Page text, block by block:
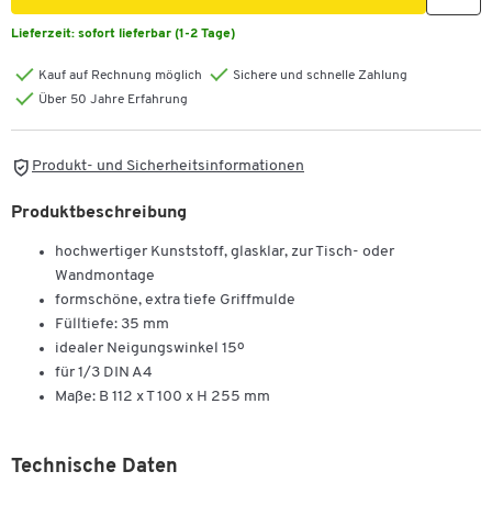
Lieferzeit: sofort lieferbar (1-2 Tage)
Kauf auf Rechnung möglich
Sichere und schnelle Zahlung
Über 50 Jahre Erfahrung
Produkt- und Sicherheitsinformationen
Produktbeschreibung
hochwertiger Kunststoff, glasklar, zur Tisch- oder
Wandmontage
formschöne, extra tiefe Griffmulde
Fülltiefe: 35 mm
idealer Neigungswinkel 15º
für 1/3 DIN A4
Maße: B 112 x T 100 x H 255 mm
Technische Daten